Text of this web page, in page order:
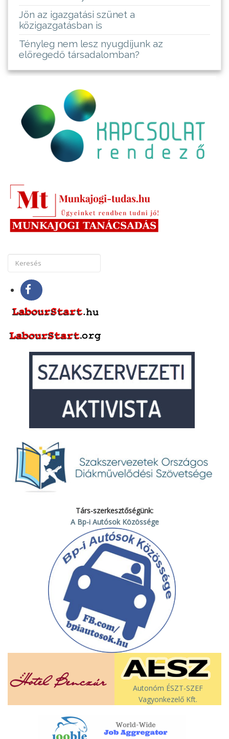
Jön az igazgatási szünet a
közigazgatásban is
Tényleg nem lesz nyugdíjunk az
elöregedő társadalomban?
Társ-szerkesztőségünk:
A Bp-i Autósok Közössége
Autonóm ÉSZT-SZEF
Vagyonkezelő Kft.